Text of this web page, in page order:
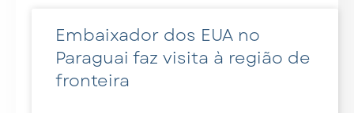
Embaixador dos EUA no
Paraguai faz visita à região de
fronteira